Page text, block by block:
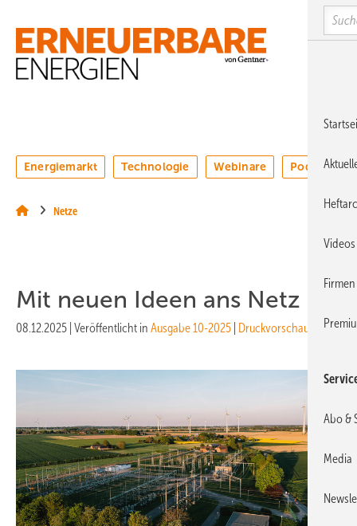
Hauptinhalt
Hauptmenü
SiteSearch
Energiemarkt Technologie Webinare Podcasts
Netze
Mit neuen Ideen ans Netz
08.12.2025 Veröffentlicht in Ausgabe 10-2025 Druckvorschau
Videos
Firmen
Abo &
Media